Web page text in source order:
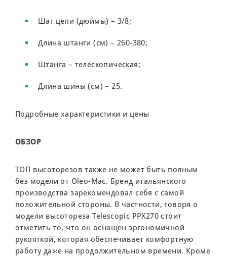
Шаг цепи (дюймы) – 3/8;
Длина штанги (см) – 260-380;
Штанга – телескопическая;
Длина шины (см) – 25.
Подробные характеристики и цены
ОБЗОР
ТОП высоторезов также не может быть полным
без модели от Oleo-Mac. Бренд итальянского
производства зарекомендовал себя с самой
положительной стороны. В частности, говоря о
модели высотореза Telescopic PPX270 стоит
отметить то, что он оснащен эргономичной
рукояткой, которая обеспечивает комфортную
работу даже на продолжительном времени. Кроме